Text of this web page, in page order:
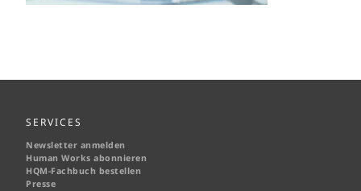
SERVICES
Newsletter anmelden
Human Works abonnieren
HQM-Fachbuch bestellen
Presse